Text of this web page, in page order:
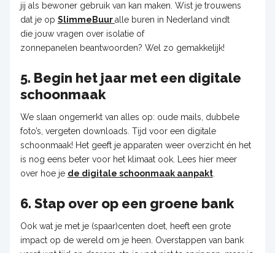
jij als bewoner gebruik van kan maken. Wist je trouwens
dat je op SlimmeBuuralle buren in Nederland vindt
die jouw vragen over isolatie of
zonnepanelen beantwoorden? Wel zo gemakkelijk!
5. Begin het jaar met een digitale
schoonmaak
We slaan ongemerkt van alles op: oude mails, dubbele
foto’s, vergeten downloads. Tijd voor een digitale
schoonmaak! Het geeft je apparaten weer overzicht én het
is nog eens beter voor het klimaat ook. Lees hier meer
over hoe je de digitale schoonmaak aanpakt.
6. Stap over op een groene bank
Ook wat je met je (spaar)centen doet, heeft een grote
impact op de wereld om je heen. Overstappen van bank